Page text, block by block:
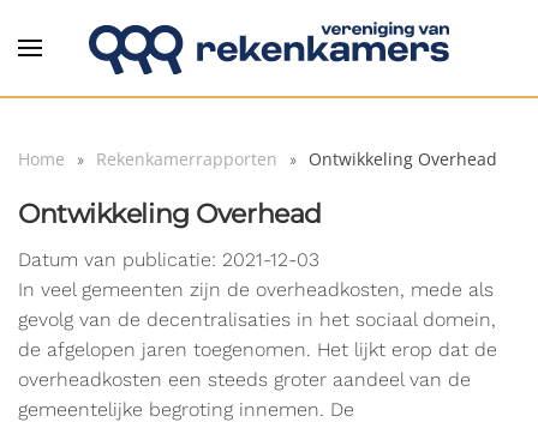
Overslaan en naar de inhoud gaan
Home Rekenkamerrapporten Ontwikkeling Overhead
Ontwikkeling Overhead
Datum van publicatie: 2021-12-03
In veel gemeenten zijn de overheadkosten, mede als
gevolg van de decentralisaties in het sociaal domein,
de afgelopen jaren toegenomen. Het lijkt erop dat de
overheadkosten een steeds groter aandeel van de
gemeentelijke begroting innemen. De